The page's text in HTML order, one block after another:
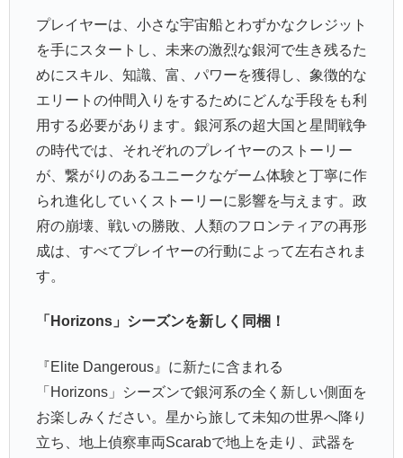
プレイヤーは、小さな宇宙船とわずかなクレジット
を手にスタートし、未来の激烈な銀河で生き残るた
めにスキル、知識、富、パワーを獲得し、象徴的な
エリートの仲間入りをするためにどんな手段をも利
用する必要があります。銀河系の超大国と星間戦争
の時代では、それぞれのプレイヤーのストーリー
が、繋がりのあるユニークなゲーム体験と丁寧に作
られ進化していくストーリーに影響を与えます。政
府の崩壊、戦いの勝敗、人類のフロンティアの再形
成は、すべてプレイヤーの行動によって左右されま
す。
「Horizons」シーズンを新しく同梱！
『Elite Dangerous』に新たに含まれる
「Horizons」シーズンで銀河系の全く新しい側面を
お楽しみください。星から旅して未知の世界へ降り
立ち、地上偵察車両Scarabで地上を走り、武器を